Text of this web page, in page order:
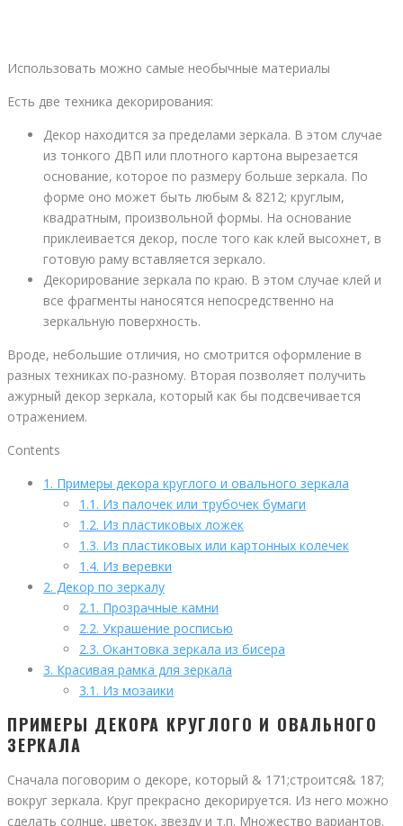
Использовать можно самые необычные материалы
Есть две техника декорирования:
Декор находится за пределами зеркала. В этом случае
из тонкого ДВП или плотного картона вырезается
основание, которое по размеру больше зеркала. По
форме оно может быть любым & 8212; круглым,
квадратным, произвольной формы. На основание
приклеивается декор, после того как клей высохнет, в
готовую раму вставляется зеркало.
Декорирование зеркала по краю. В этом случае клей и
все фрагменты наносятся непосредственно на
зеркальную поверхность.
Вроде, небольшие отличия, но смотрится оформление в
разных техниках по-разному. Вторая позволяет получить
ажурный декор зеркала, который как бы подсвечивается
отражением.
Contents
1. Примеры декора круглого и овального зеркала
1.1. Из палочек или трубочек бумаги
1.2. Из пластиковых ложек
1.3. Из пластиковых или картонных колечек
1.4. Из веревки
2. Декор по зеркалу
2.1. Прозрачные камни
2.2. Украшение росписью
2.3. Окантовка зеркала из бисера
3. Красивая рамка для зеркала
3.1. Из мозаики
ПРИМЕРЫ ДЕКОРА КРУГЛОГО И ОВАЛЬНОГО
ЗЕРКАЛА
Сначала поговорим о декоре, который & 171;строится& 187;
вокруг зеркала. Круг прекрасно декорируется. Из него можно
сделать солнце, цветок, звезду и т.п. Множество вариантов.